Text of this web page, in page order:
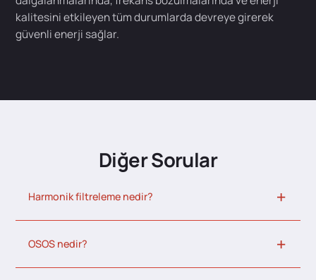
kalitesini etkileyen tüm durumlarda devreye girerek
güvenli enerji sağlar.
Diğer Sorular
Harmonik filtreleme nedir?
OSOS nedir?